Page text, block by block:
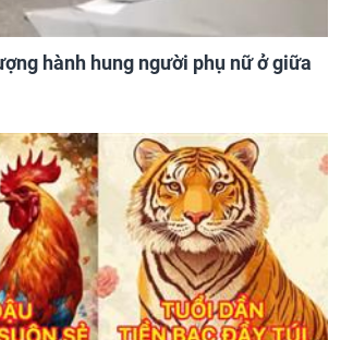
hành hung người phụ nữ ở giữa